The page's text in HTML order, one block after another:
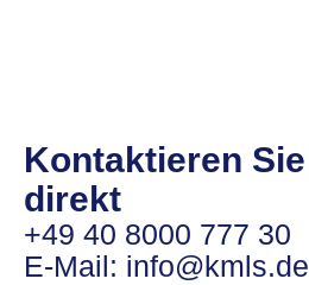
Kontaktieren Sie
direkt
+49 40 8000 777 30
E-Mail: info@kmls.de